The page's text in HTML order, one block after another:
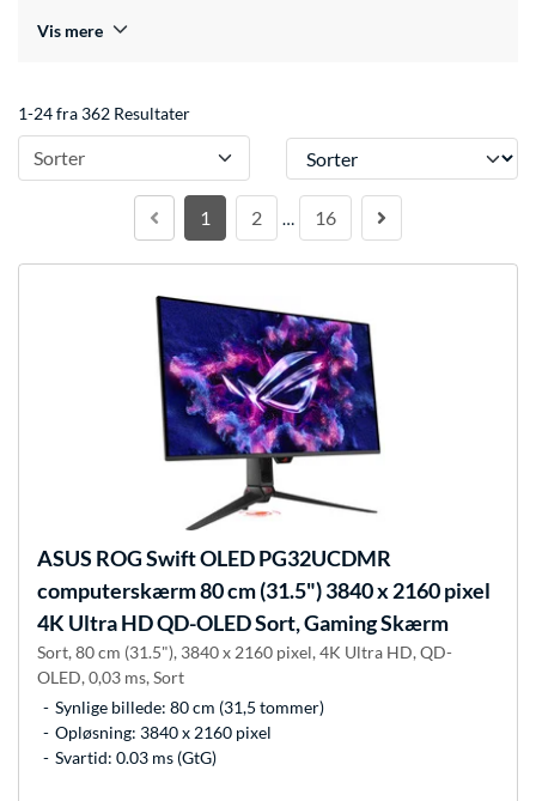
Vis mere
1-24 fra 362 Resultater
Sorter Sorter
1 2 … 16
ASUS ROG Swift OLED PG32UCDMR
computerskærm 80 cm (31.5") 3840 x 2160 pixel
4K Ultra HD QD-OLED Sort, Gaming Skærm
Sort, 80 cm (31.5"), 3840 x 2160 pixel, 4K Ultra HD, QD-
OLED, 0,03 ms, Sort
Synlige billede: 80 cm (31,5 tommer)
Opløsning: 3840 x 2160 pixel
Svartid: 0.03 ms (GtG)